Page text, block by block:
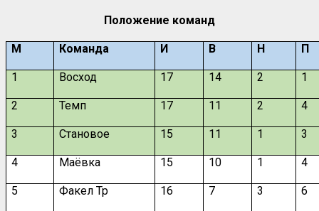
Положение команд
М Команда И В Н П
1 Восход 17 14 2 1
2 Темп 17 11 2 4
3 Становое 15 11 1 3
4 Маёвка 15 10 1 4
5 Факел Тр 16 7 3 6